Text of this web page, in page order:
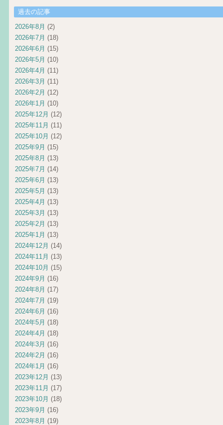
過去の記事
2026年8月 (2)
2026年7月 (18)
2026年6月 (15)
2026年5月 (10)
2026年4月 (11)
2026年3月 (11)
2026年2月 (12)
2026年1月 (10)
2025年12月 (12)
2025年11月 (11)
2025年10月 (12)
2025年9月 (15)
2025年8月 (13)
2025年7月 (14)
2025年6月 (13)
2025年5月 (13)
2025年4月 (13)
2025年3月 (13)
2025年2月 (13)
2025年1月 (13)
2024年12月 (14)
2024年11月 (13)
2024年10月 (15)
2024年9月 (16)
2024年8月 (17)
2024年7月 (19)
2024年6月 (16)
2024年5月 (18)
2024年4月 (18)
2024年3月 (16)
2024年2月 (16)
2024年1月 (16)
2023年12月 (13)
2023年11月 (17)
2023年10月 (18)
2023年9月 (16)
2023年8月 (19)